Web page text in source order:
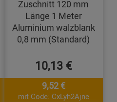
Zuschnitt 120 mm
Länge 1 Meter
Aluminium walzblank
0,8 mm (Standard)
10,13 €
9,52 €
mit Code: CxLyh2Ajne